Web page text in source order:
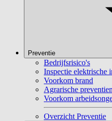
Preventie
Bedrijfsrisico's
Inspectie elektrische
Voorkom brand
Agrarische
Voorkom
Overzicht Preventie